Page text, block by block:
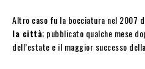
Altro caso fu la bocciatura nel 2007
la città; pubblicato qualche mese
dell’estate e il maggior successo